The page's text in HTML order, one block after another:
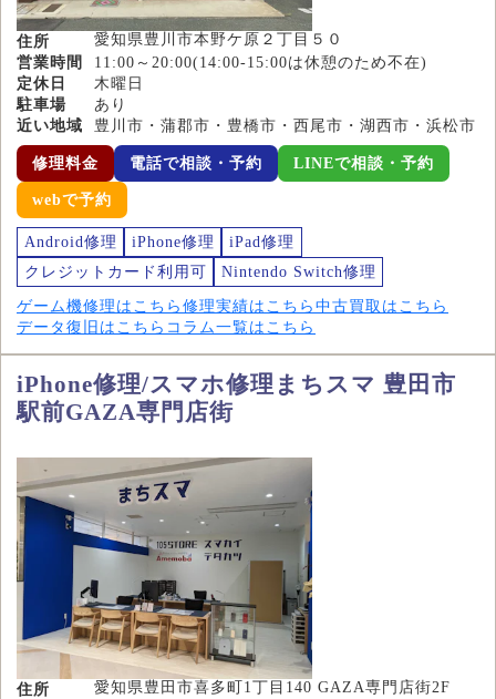
住所
愛知県豊川市本野ケ原２丁目５０
営業時間
11:00～20:00(14:00-15:00は休憩のため不在)
定休日
木曜日
駐車場
あり
近い地域
豊川市・蒲郡市・豊橋市・西尾市・湖西市・浜松市
修理料金 電話で相談・予約 LINEで相談・予約
webで予約
Android修理 iPhone修理
iPad修理
クレジットカード利用可
Nintendo Switch修理
ゲーム機修理はこちら 修理実績はこちら 中古買取はこちら
データ復旧はこちら コラム一覧はこちら
iPhone修理/スマホ修理まちスマ 豊田市
駅前GAZA専門店街
住所
愛知県豊田市喜多町1丁目140 GAZA専門店街2F